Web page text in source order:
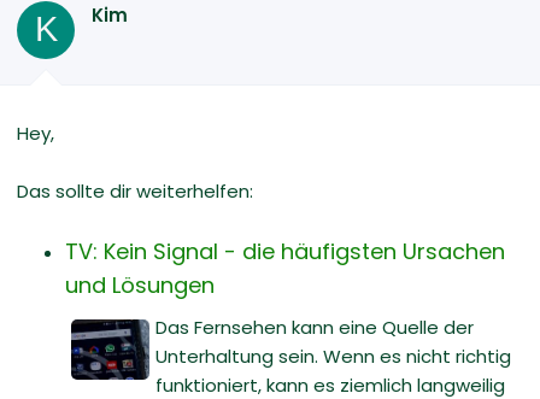
K Kim
Hey,
Das sollte dir weiterhelfen:
TV: Kein Signal - die häufigsten Ursachen
und Lösungen
Das Fernsehen kann eine Quelle der
Unterhaltung sein. Wenn es nicht richtig
funktioniert, kann es ziemlich langweilig